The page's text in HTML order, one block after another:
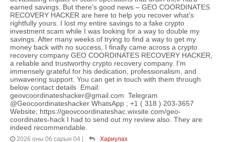
earned savings. But there’s good news – GEO COORDINATES
RECOVERY HACKER are here to help you recover what’s
rightfully yours. I lost my entire savings to a fake crypto
investment scam while I was looking for a way to double my
savings. After many weeks of trying to find a way to get my
money back with no success, I finally came across a crypto
recovery company GEO COORDINATES RECOVERY HACKER,
a reliable and trustworthy crypto recovery company. I'm
immensely grateful for his dedication, professionalism, and
unwavering support. You can get in touch with them through
below contact details Email:
geovcoordinateshacker@gmail.com Telegram
@Geocoordinateshacker WhatsApp ; +1 ( 318 ) 203-3657
Website; https://geovcoordinateshac.wixsite.com/geo-
coordinates-hack I had to send out my review also. They are
indeed recommendable.
2026 оны 06 сарын 04 | Хариулах